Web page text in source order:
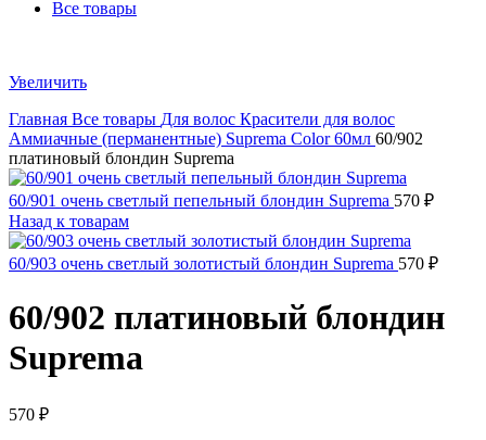
Все товары
Увеличить
Главная Все товары Для волос Красители для волос
Аммиачные (перманентные) Suprema Color 60мл 60/902
платиновый блондин Suprema
60/901 очень светлый пепельный блондин Suprema 570 ₽
Назад к товарам
60/903 очень светлый золотистый блондин Suprema 570 ₽
60/902 платиновый блондин
Suprema
570 ₽